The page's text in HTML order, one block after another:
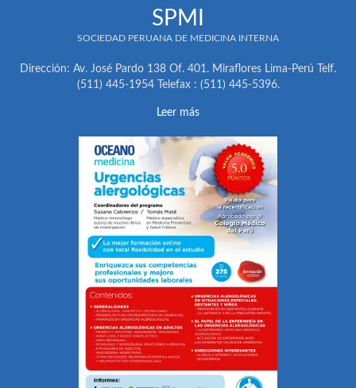
SPMI
SOCIEDAD PERUANA DE MEDICINA INTERNA
Dirección: Av. José Pardo 138 Of. 401. Miraflores Lima-Perú Telf.
(511) 445-1954 Telefax : (511) 445-5396.
Leer más